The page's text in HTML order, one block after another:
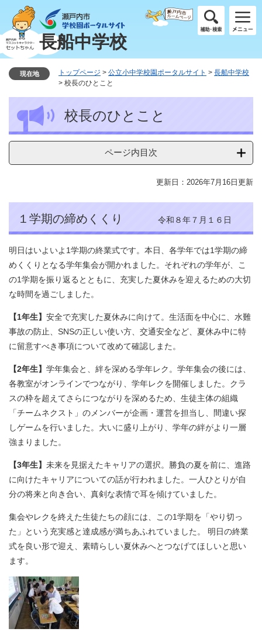
ジ
の
先
ュ
ー
を
長船中学校
現在地 トップページ > 公立小中学校園ポータルサイト > 長船中学校
> 校長のひとこと
校長のひとこと
ページ内目次
更新日：2026年7月16日更新
１学期の締めくくり 令和８年７月１６日
明日はいよいよ1学期の終業式です。本日、各学年では1学期の締
めくくりとなる学年集会が開かれました。それぞれの学年が、こ
の1学期を振り返るとともに、充実した夏休みを迎えるための大切
な時間を過ごしました。
【1年生】 安全で充実した夏休みに向けて。生活面を中心に、水難
事故の防止、SNSの正しい使い方、交通安全など、夏休み中に特
に留意すべき事項について改めて確認しまた。
【2年生】 学年集会と、絆を深める学年レク。学年集会の後には、
各教室がオンラインでつながり、学年レクを開催しました。クラ
スの枠を超えてさらにつながりを深めるため、生徒主体の組織
「チームネクスト」のメンバーが企画・運営を担当し、間違い探
しゲームを行いました。大いに盛り上がり、学年の絆がより一層
強まりました。
【3年生】 未来を見据えたキャリアの選択。勝負の夏を前に、進路
に向けたキャリアについての話が行われました。一人ひとりが自
分の将来と向き合い、真剣な表情で耳を傾けていました。
集会やレクを終えた生徒たちの顔には、この1学期を「やり切っ
た」という充実感と達成感が満ちあふれていました。 明日の終業
式を良い形で迎え、素晴らしい夏休みへとつなげてほしいと思い
ます。